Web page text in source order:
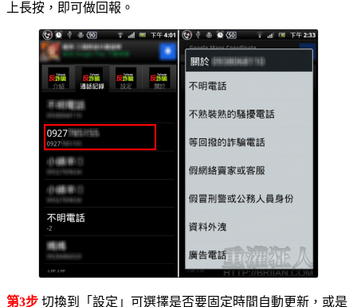
上長按，即可做回報。
第3步 切換到「設定」可選擇是否要固定時間自動更新，或是